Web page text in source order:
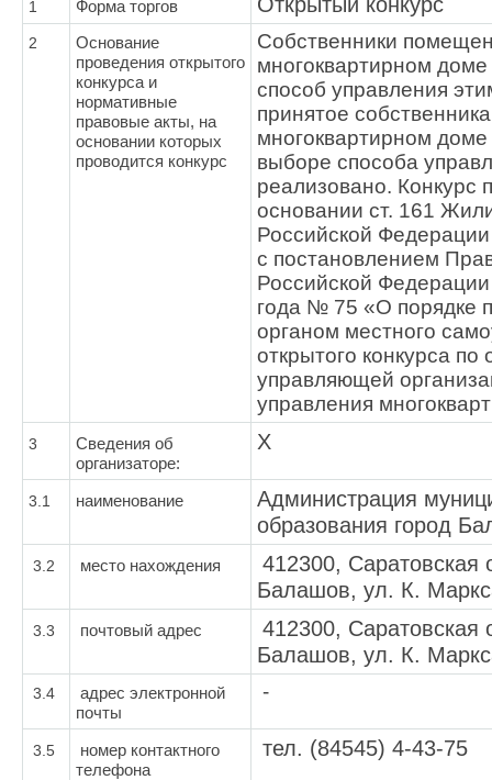
1 Форма торгов
2
Основание
проведения открытого
конкурса и
нормативные
правовые акты, на
основании которых
проводится конкурс
Собственники
многоквартирном
способ управления
принятое
многоквартирном
выборе способа
реализовано. Конкурс
основании ст. 161
Российской Федерации
с постановлением
Российской
года № 75 «О порядке
органом местного
открытого конкурса по
управляющей
управления
3
Сведения об
организаторе:
Х
3.1 наименование
Администрация
образования город
3.2 место нахождения
412300, Саратовская
Балашов, ул. К.
3.3 почтовый адрес
412300, Саратовская
Балашов, ул. К.
3.4
адрес электронной
почты
-
3.5
номер контактного
телефона
тел. (84545) 4-43-75